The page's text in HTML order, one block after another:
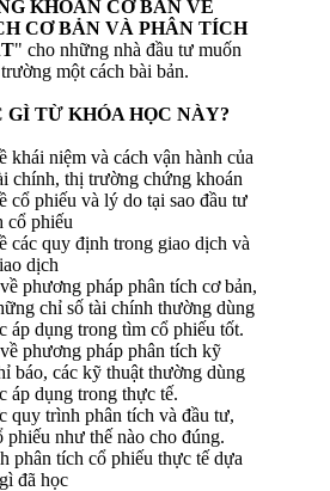
KHOÁN CƠ BẢN VỀ
CƠ BẢN VÀ PHÂN TÍCH
" cho những nhà đầu tư muốn
một cách bài bản.
TỪ KHÓA HỌC NÀY?
khái niệm và cách vận hành của
chính, thị trường chứng khoán
cổ phiếu và lý do tại sao đầu tư
cổ phiếu
các quy định trong giao dịch và
dịch
phương pháp phân tích cơ bản,
chỉ số tài chính thường dùng
áp dụng trong tìm cổ phiếu tốt.
phương pháp phân tích kỹ
báo, các kỹ thuật thường dùng
áp dụng trong thực tế.
quy trình phân tích và đầu tư,
phiếu như thế nào cho đúng.
phân tích cổ phiếu thực tế dựa
đã học